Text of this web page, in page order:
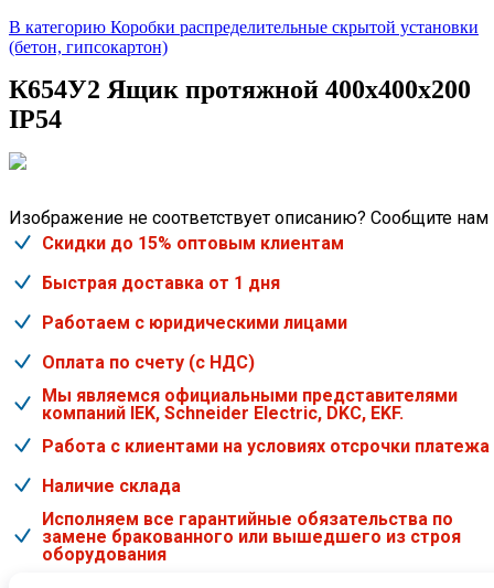
В категорию Коробки распределительные скрытой установки
(бетон, гипсокартон)
К654У2 Ящик протяжной 400х400х200
IP54
Изображение не соответствует описанию? Сообщите нам
Скидки до 15% оптовым клиентам
Быстрая доставка от 1 дня
Работаем с юридическими лицами
Оплата по счету (с НДС)
Мы являемся официальными представителями
компаний IEK, Schneider Electric, DKC, EKF.
Работа с клиентами на условиях отсрочки платежа
Наличие склада
Исполняем все гарантийные обязательства по
замене бракованного или вышедшего из строя
оборудования